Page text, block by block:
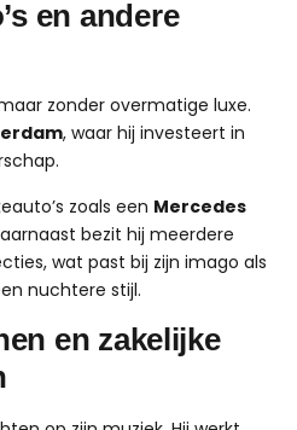
en andere
zonder overmatige luxe.
, waar hij investeert in
zoals een Mercedes
bezit hij meerdere
wat past bij zijn imago als
nuchtere stijl.
en zakelijke